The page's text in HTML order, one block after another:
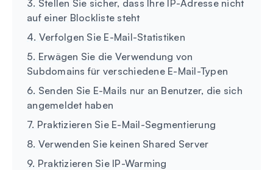
3. Stellen Sie sicher, dass Ihre IP-Adresse nicht
auf einer Blockliste steht
4. Verfolgen Sie E-Mail-Statistiken
5. Erwägen Sie die Verwendung von
Subdomains für verschiedene E-Mail-Typen
6. Senden Sie E-Mails nur an Benutzer, die sich
angemeldet haben
7. Praktizieren Sie E-Mail-Segmentierung
8. Verwenden Sie keinen Shared Server
9. Praktizieren Sie IP-Warming